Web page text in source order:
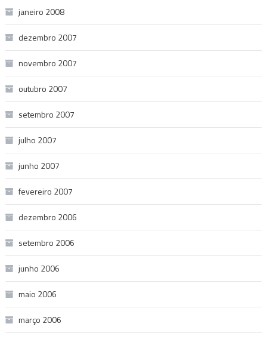
janeiro 2008
dezembro 2007
novembro 2007
outubro 2007
setembro 2007
julho 2007
junho 2007
fevereiro 2007
dezembro 2006
setembro 2006
junho 2006
maio 2006
março 2006